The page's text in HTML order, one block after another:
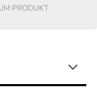
PRODUKT